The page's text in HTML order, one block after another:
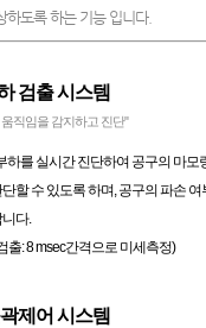
하도록 하는 기능 입니다.
검출 시스템
직임을 감지하고 진단"
하를 실시간 진단하여 공구의 마모
할 수 있도록 하며, 공구의 파손
다.
출: 8 msec간격으로 미세측정)
제어 시스템